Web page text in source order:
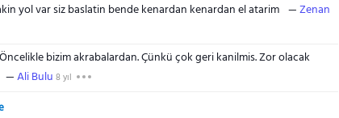
yol var siz baslatin bende kenardan kenardan el atarim
Zenan
bizim akrabalardan. Çünkü çok geri kanilmis. Zor olacak
Ali Bulu 8 yıl